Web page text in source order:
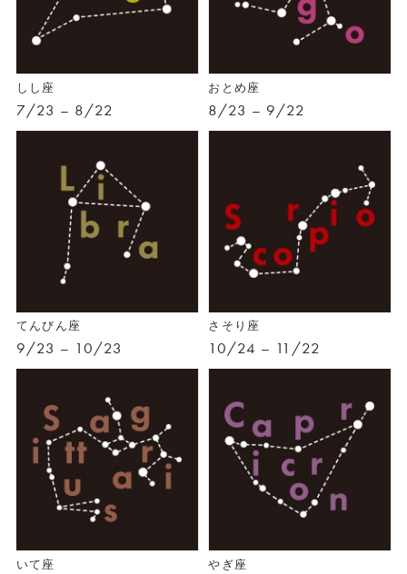
しし座
7/23 – 8/22
おとめ座
8/23 – 9/22
てんびん座
9/23 – 10/23
さそり座
10/24 – 11/22
いて座 やぎ座